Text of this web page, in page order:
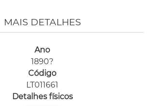
MAIS DETALHES
Ano
1890?
Código
LT011661
Detalhes físicos